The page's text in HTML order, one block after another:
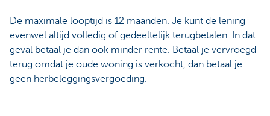
De maximale looptijd is 12 maanden. Je kunt de lening
evenwel altijd volledig of gedeeltelijk terugbetalen. In dat
geval betaal je dan ook minder rente. Betaal je vervroegd
terug omdat je oude woning is verkocht, dan betaal je
geen herbeleggingsvergoeding.